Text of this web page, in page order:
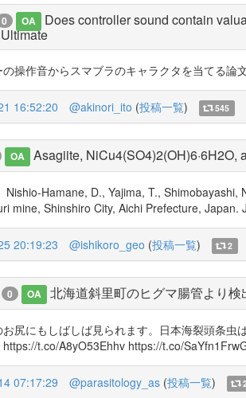
0 OA
Does controller sound contain
の操作音からスマブラのキャラクタを当てる論
16:52:20 @akinori_ito (投稿一覧) 545
OA Asagiite,
Nishio-Hamane, D., Yajima, T.,
mine, Shinshiro City, Aichi Prefecture,
20:19:23 @ishikoro_geo (投稿一覧) 2
0 OA 北海道斜里町のヒグマ腸管より
尻にもしばしば見られます。日本海裂頭条
https://t.co/A8yO53Ehhv https://t.co/
07:17:29 @parasitology_as (投稿一覧)